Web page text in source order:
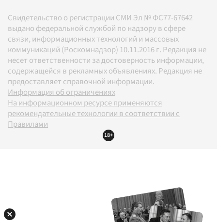
Свидетельство о регистрации СМИ Эл № ФС77-67642
выдано федеральной службой по надзору в сфере
связи, информационных технологий и массовых
коммуникаций (Роскомнадзор) 10.11.2016 г. Редакция не
несет ответственности за достоверность информации,
содержащейся в рекламных объявлениях. Редакция не
предоставляет справочной информации.
Информация об ограничениях
На информационном ресурсе применяются
рекомендательные технологии в соответствии с
Правилами
18+